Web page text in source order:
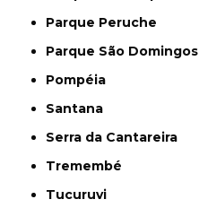
Parque Peruche
Parque São Domingos
Pompéia
Santana
Serra da Cantareira
Tremembé
Tucuruvi